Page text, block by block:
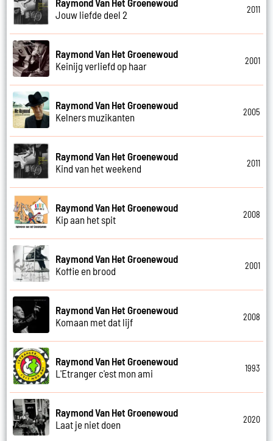
Jouw liefde deel 2
2011
Raymond Van Het Groenewoud
Keinijg verliefd op haar
2001
Raymond Van Het Groenewoud
Kelners muzikanten
2005
Raymond Van Het Groenewoud
Kind van het weekend
2011
Raymond Van Het Groenewoud
Kip aan het spit
2008
Raymond Van Het Groenewoud
Koffie en brood
2001
Raymond Van Het Groenewoud
Komaan met dat lijf
2008
Raymond Van Het Groenewoud
L'Etranger c'est mon ami
1993
Raymond Van Het Groenewoud
Laat je niet doen
2020